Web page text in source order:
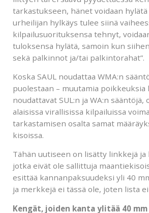
tarkastukseen, hänet voidaan hylätä
urheilijan hylkäys tulee siinä
kilpailusuorituksensa tehnyt,
tuloksensa hylätä, samoin kun
sekä palkinnot ja/tai palkintorahat”.
Koska SAUL noudattaa WMA:n
puolestaan – muutamia
noudattavat SUL:n ja WA:n sääntöjä,
alaisissa virallisissa kilpailuissa
tarkastamisen osalta samat
kisoissa.
Tähän uutiseen on lisätty linkkejä ja
jotka eivät ole sallittuja
esittää kannanpaksuudeksi yli 40
ja merkkejä ei tässä ole, joten lista
Kengät, joiden kanta ylitää 40 mm